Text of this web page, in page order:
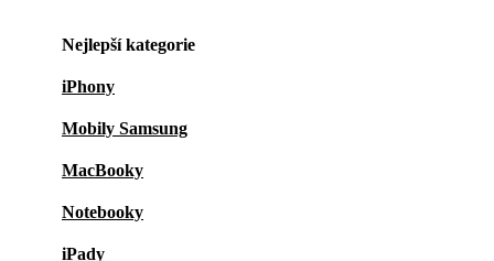
Nejlepší kategorie
iPhony
Mobily Samsung
MacBooky
Notebooky
iPady